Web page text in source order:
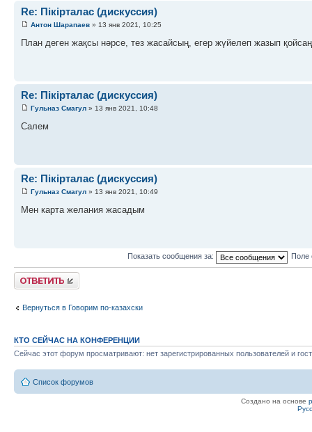
Re: Пікірталас (дискуссия)
Антон Шарапаев » 13 янв 2021, 10:25
План деген жақсы нәрсе, тез жасайсың, егер жүйелеп жазып қойсаң
Re: Пікірталас (дискуссия)
Гульназ Смагул » 13 янв 2021, 10:48
Салем
Re: Пікірталас (дискуссия)
Гульназ Смагул » 13 янв 2021, 10:49
Мен карта желания жасадым
Показать сообщения за: Поле
Ответить
Вернуться в Говорим по-казахски
КТО СЕЙЧАС НА КОНФЕРЕНЦИИ
Сейчас этот форум просматривают: нет зарегистрированных пользователей и
Список форумов
Создано на основе